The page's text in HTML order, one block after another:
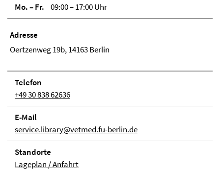
Mo. – Fr.
09:00 – 17:00 Uhr
Adresse
Oertzenweg 19b, 14163 Berlin
Telefon
+49 30 838 62636
E-Mail
service.library@vetmed.fu-berlin.de
Stand­orte
Lageplan / Anfahrt